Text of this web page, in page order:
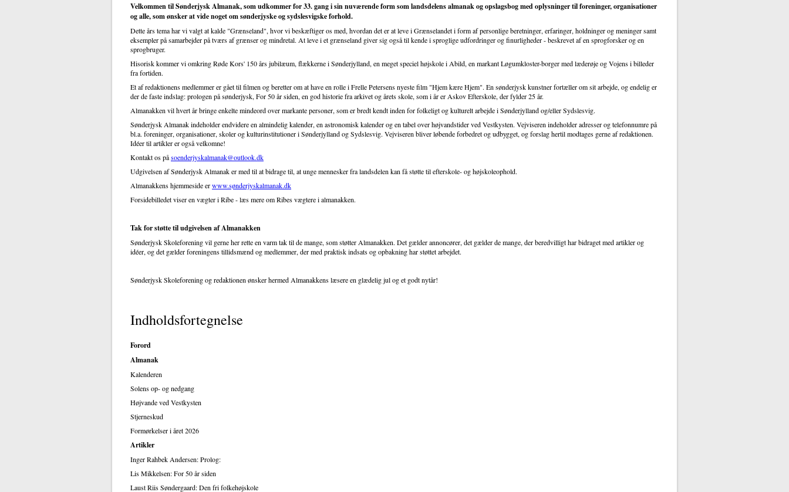
Velkommen til Sønderjysk Almanak, som udkommer for 33. gang i sin nuværende form som landsdelens almanak og opslagsbog med oplysninger til foreninger, organisationer
og alle, som ønsker at vide noget om sønderjyske og sydslesvigske forhold.
Dette års tema har vi valgt at kalde "Grænseland", hvor vi beskæftiger os med, hvordan det er at leve i Grænselandet i form af personlige beretninger, erfaringer, holdninger og meninger samt
eksempler på samarbejder på tværs af grænser og mindretal. At leve i et grænseland giver sig også til kende i sproglige udfordringer og finurligheder - beskrevet af en sprogforsker og en
sprogbruger.
Hisorisk kommer vi omkring Røde Kors' 150 års jubilæum, flækkerne i Sønderjylland, en meget speciel højskole i Abild, en markant Løgumkloster-borger med læderøje og Vojens i billeder
fra fortiden.
Et af redaktionens medlemmer er gået til filmen og beretter om at have en rolle i Frelle Petersens nyeste film "Hjem kære Hjem". En sønderjysk kunstner fortæller om sit arbejde, og endelig er
der de faste indslag: prologen på sønderjysk, For 50 år siden, en god historie fra arkivet og årets skole, som i år er Askov Efterskole, der fylder 25 år.
Almanakken vil hvert år bringe enkelte mindeord over markante personer, som er bredt kendt inden for folkeligt og kulturelt arbejde i Sønderjylland og/eller Sydslesvig.
Sønderjysk Almanak indeholder endvidere en almindelig kalender, en astronomisk kalender og en tabel over højvandstider ved Vestkysten. Vejviseren indeholder adresser og telefonnumre på
bl.a. foreninger, organisationer, skoler og kulturinstitutioner i Sønderjylland og Sydslesvig. Vejviseren bliver løbende forbedret og udbygget, og forslag hertil modtages gerne af redaktionen.
Idéer til artikler er også velkomne!
Kontakt os påsoenderjyskalmanak@outlook.dk
Udgivelsen af Sønderjysk Almanak er med til at bidrage til, at unge mennesker fra landsdelen kan få støtte til efterskole- og højskoleophold.
Almanakkens hjemmeside erwww.sønderjyskalmanak.dk
Forsidebilledet viser en vægter i Ribe - læs mere om Ribes vægtere i almanakken.
Tak for støtte til udgivelsen af Almanakken
Sønderjysk Skoleforening vil gerne her rette en varm tak til de mange, som støtter Almanakken. Det gælder annoncører, det gælder de mange, der beredvilligt har bidraget med artikler og
idéer, og det gælder foreningens tillidsmænd og medlemmer, der med praktisk indsats og opbakning har støttet arbejdet.
Sønderjysk Skoleforening og redaktionen ønsker hermed Almanakkens læsere en glædelig jul og et godt nytår!
Indholdsfortegnelse
Forord
Almanak
Kalenderen
Solens op- og nedgang
Højvande ved Vestkysten
Stjerneskud
Formørkelser i året 2026
Artikler
Inger Rahbek Andersen: Prolog:
Lis Mikkelsen: For 50 år siden
Laust Riis Søndergaard: Den fri folkehøjskole